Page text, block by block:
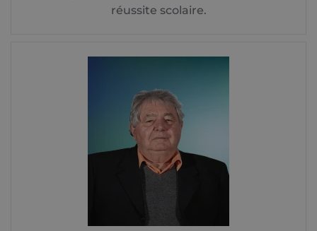
réussite scolaire.